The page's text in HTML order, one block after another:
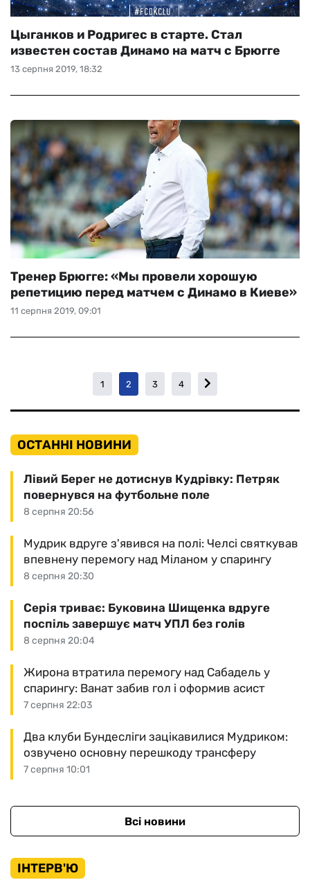
13 серпня 2019, 18:32
Цыганков и Родригес в старте. Стал
известен состав Динамо на матч с Брюгге
11 серпня 2019, 09:01
Тренер Брюгге: «Мы провели хорошую
репетицию перед матчем с Динамо в Киеве»
1 2 3 4
ОСТАННІ НОВИНИ
8 серпня 20:56
Лівий Берег не дотиснув Кудрівку: Петряк
повернувся на футбольне поле
8 серпня 20:30
Мудрик вдруге з'явився на полі: Челсі святкував
впевнену перемогу над Міланом у спарингу
8 серпня 20:04
Серія триває: Буковина Шищенка вдруге
поспіль завершує матч УПЛ без голів
7 серпня 22:03
Жирона втратила перемогу над Сабадель у
спарингу: Ванат забив гол і оформив асист
7 серпня 10:01
Два клуби Бундесліги зацікавилися Мудриком:
озвучено основну перешкоду трансферу
Всі новини
ІНТЕРВ'Ю